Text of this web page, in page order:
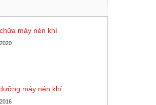
quản lý
máy nén khí
máy nén khí